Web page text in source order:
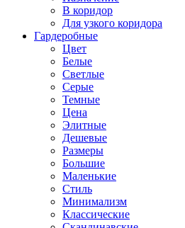
В коридор
Для узкого коридора
Гардеробные
Цвет
Белые
Светлые
Серые
Темные
Цена
Элитные
Дешевые
Размеры
Большие
Маленькие
Стиль
Минимализм
Классические